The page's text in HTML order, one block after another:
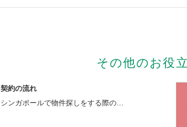
その他のお役
契約の流れ
シンガポールで物件探しをする際の…